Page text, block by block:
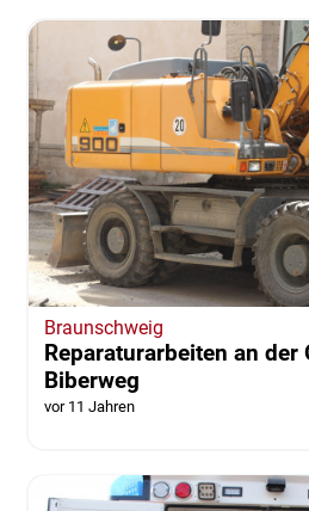
Braunschweig
Reparaturarbeiten an der
Biberweg
vor 11 Jahren